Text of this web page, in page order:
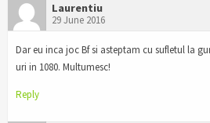
Laurentiu
29 June 2016
Dar eu inca joc Bf si asteptam cu sufletul la
uri in 1080. Multumesc!
Reply